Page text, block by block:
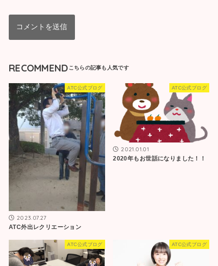
RECOMMEND
ATC公式ブログ
2023.07.27
ATC外出レクリエーション
ATC公式ブログ
2021.01.01
2020年もお世話になりました！！
ATC公式ブログ ATC公式ブログ